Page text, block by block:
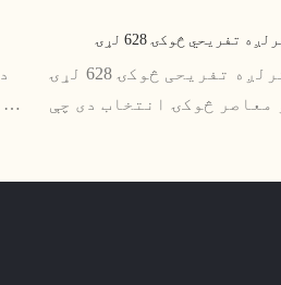
تفریحي څوکۍ 628 لړۍ
د عصري لږترلږه تفریحی څوکۍ 628 لړۍ
معاصر څوکۍ انتخاب دی چې